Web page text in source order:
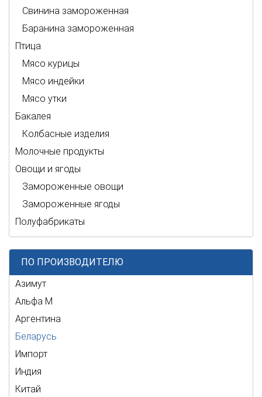
Свинина замороженная
Баранина замороженная
Птица
Мясо курицы
Мясо индейки
Мясо утки
Бакалея
Колбасные изделия
Молочные продукты
Овощи и ягоды
Замороженные овощи
Замороженные ягоды
Полуфабрикаты
ПО ПРОИЗВОДИТЕЛЮ
Азимут
Альфа М
Аргентина
Беларусь
Импорт
Индия
Китай